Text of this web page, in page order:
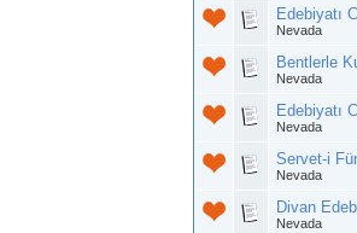
Edebiyatı
Nevada
Bentlerle
Nevada
Edebiyatı
Nevada
Servet-i
Nevada
Divan
Nevada